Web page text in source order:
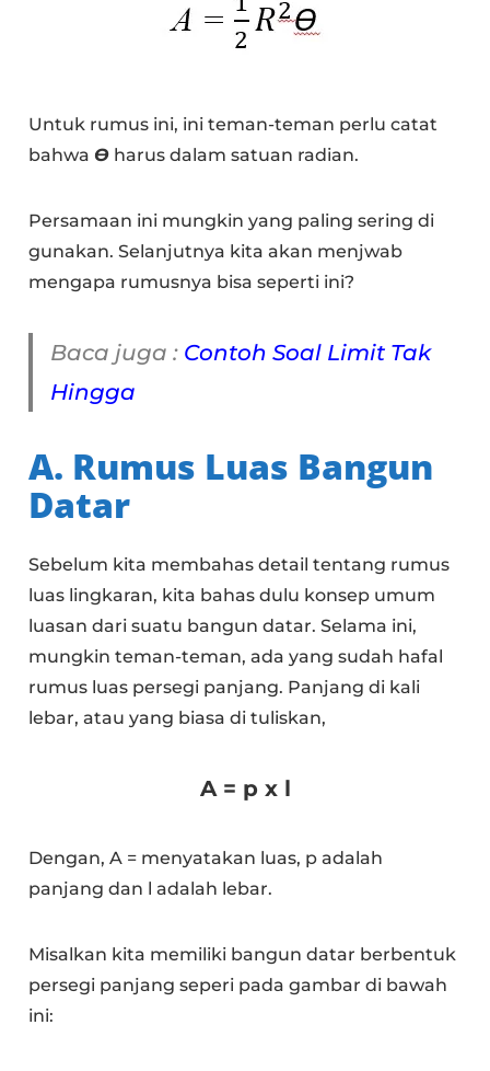
Untuk rumus ini, ini teman-teman perlu catat
bahwa Ɵ harus dalam satuan radian.
Persamaan ini mungkin yang paling sering di
gunakan. Selanjutnya kita akan menjwab
mengapa rumusnya bisa seperti ini?
Baca juga : Contoh Soal Limit Tak
Hingga
A. Rumus Luas Bangun
Datar
Sebelum kita membahas detail tentang rumus
luas lingkaran, kita bahas dulu konsep umum
luasan dari suatu bangun datar. Selama ini,
mungkin teman-teman, ada yang sudah hafal
rumus luas persegi panjang. Panjang di kali
lebar, atau yang biasa di tuliskan,
A = p x l
Dengan, A = menyatakan luas, p adalah
panjang dan l adalah lebar.
Misalkan kita memiliki bangun datar berbentuk
persegi panjang seperi pada gambar di bawah
ini: